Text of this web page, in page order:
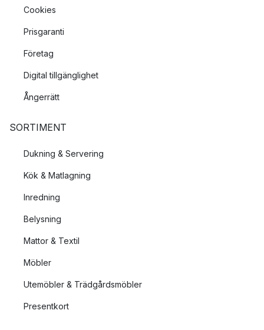
Cookies
Prisgaranti
Företag
Digital tillgänglighet
Ångerrätt
SORTIMENT
Dukning & Servering
Kök & Matlagning
Inredning
Belysning
Mattor & Textil
Möbler
Utemöbler & Trädgårdsmöbler
Presentkort